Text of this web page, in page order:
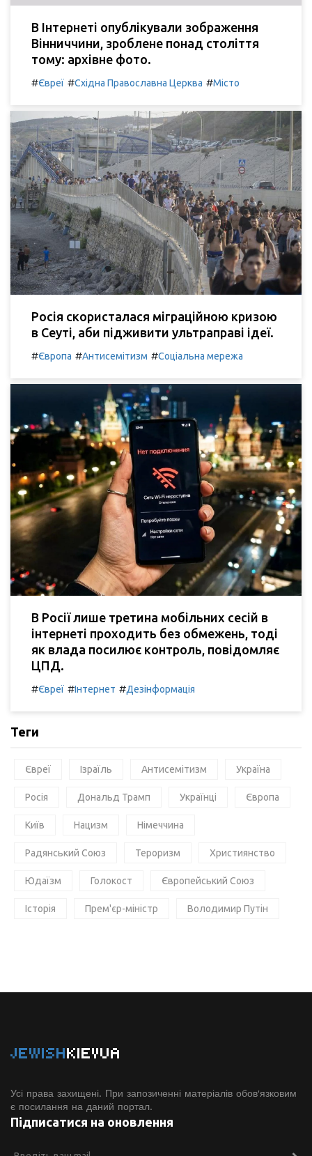
В Інтернеті опублікували зображення
Вінниччини, зроблене понад століття
тому: архівне фото.
#Євреї #Східна Православна Церква #Місто
Росія скористалася міграційною кризою
в Сеуті, аби підживити ультраправі ідеї.
#Європа #Антисемітизм #Соціальна мережа
В Росії лише третина мобільних сесій в
інтернеті проходить без обмежень, тоді
як влада посилює контроль, повідомляє
ЦПД.
#Євреї #Інтернет #Дезінформація
Теги
Євреї Ізраїль Антисемітизм Україна
Росія Дональд Трамп Українці Європа
Київ Нацизм Німеччина
Радянський Союз Тероризм Християнство
Юдаїзм Голокост Європейський Союз
Історія Прем'єр-міністр Володимир Путін
JEWISHKIEVUA
Усі права захищені. При запозиченні матеріалів обов'язковим
є посилання на даний портал.
Підписатися на оновлення